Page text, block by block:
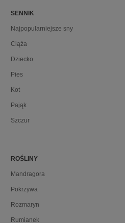
SENNIK
Najpopularniejsze sny
Ciąża
Dziecko
Pies
Kot
Pająk
Szczur
ROŚLINY
Mandragora
Pokrzywa
Rozmaryn
Rumianek